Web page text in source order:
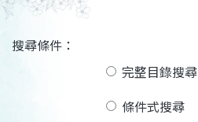
搜尋條件：
完整目錄搜尋
條件式搜尋